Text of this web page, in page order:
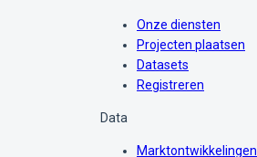
Onze diensten
Projecten plaatsen
Datasets
Registreren
Data
Marktontwikkelingen